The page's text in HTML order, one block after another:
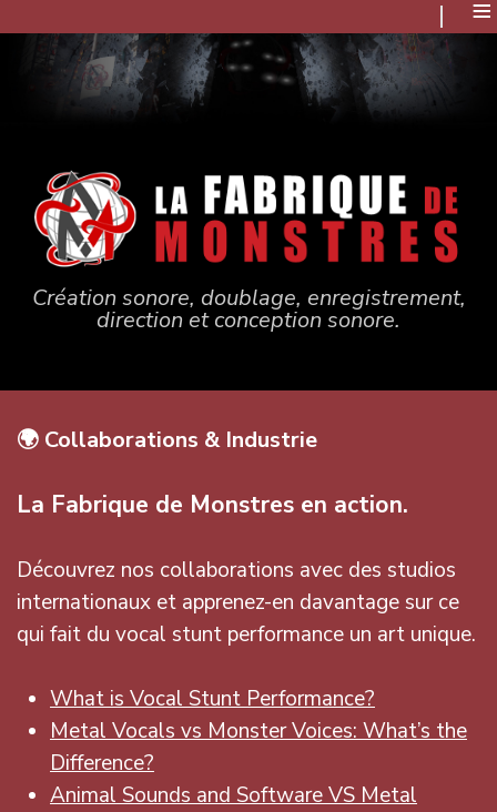
≡
Création sonore, doublage, enregistrement,
direction et conception sonore.
🌍 Collaborations & Industrie
La Fabrique de Monstres en action.
Découvrez nos collaborations avec des studios
internationaux et apprenez-en davantage sur ce
qui fait du vocal stunt performance un art unique.
What is Vocal Stunt Performance?
Metal Vocals vs Monster Voices: What’s the
Difference?
Animal Sounds and Software VS Metal